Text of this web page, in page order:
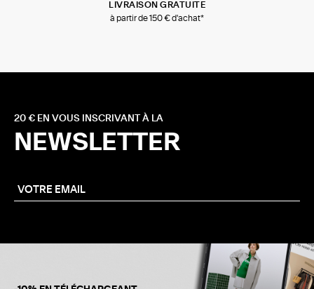
LIVRAISON GRATUITE
à partir de 150 € d'achat*
20 € EN VOUS INSCRIVANT À LA
NEWSLETTER